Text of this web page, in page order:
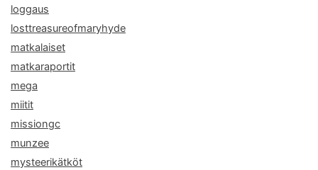
loggaus
losttreasureofmaryhyde
matkalaiset
matkaraportit
mega
miitit
missiongc
munzee
mysteerikätköt